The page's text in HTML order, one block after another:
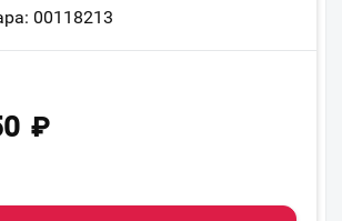
00118213
₽